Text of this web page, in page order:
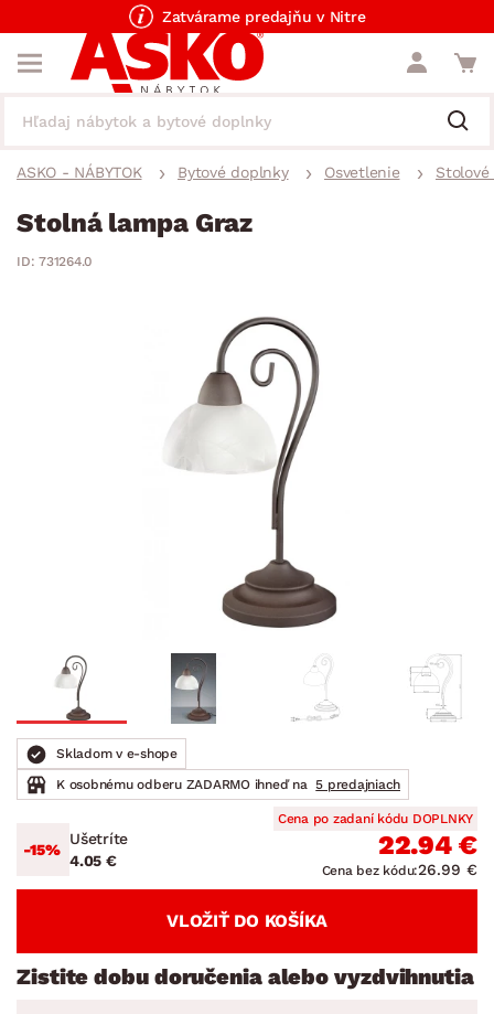
Zatvárame predajňu v Nitre
ASKO - NÁBYTOK Bytové doplnky Osvetlenie
Stolná lampa Graz
ID: 731264.0
Skladom v e-shope
K osobnému odberu ZADARMO ihneď na 5 predajniach
-15%
Ušetríte
4.05 €
Cena po zadaní kódu DOPLNKY
22.94 €
Cena bez kódu:26.99 €
VLOŽIŤ DO KOŠÍKA
Zistite dobu doručenia alebo vyzdvihnutia